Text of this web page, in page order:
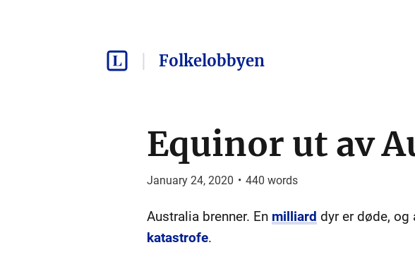
Folkelobbyen
Equinor ut av
January 24, 2020 • 440 words
Australia brenner. En milliard dyr er døde, og
katastrofe.